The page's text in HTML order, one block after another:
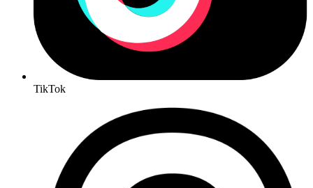
TikTok